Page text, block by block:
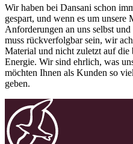
Wir haben bei Dansani schon
gespart, und wenn es um unsere
Anforderungen an uns selbst
muss rückverfolgbar sein, wir
Material und nicht zuletzt auf die
Energie. Wir sind ehrlich, was
möchten Ihnen als Kunden so
geben.